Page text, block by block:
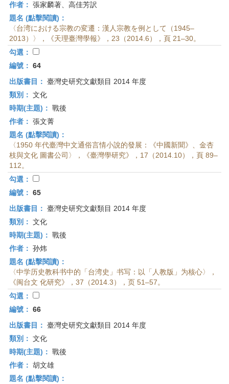
作者： 張家麟著、高佳芳訳
題名 (點擊閱讀)：
〈台湾における宗教の変遷：漢人宗教を例として（1945–
2013）〉，《天理臺灣學報》，23（2014.6），頁 21–30。
勾選：
編號： 64
出版書目： 臺灣史研究文獻類目 2014 年度
類別： 文化
時期(主題)： 戰後
作者： 張文菁
題名 (點擊閱讀)：
〈1950 年代臺灣中文通俗言情小說的發展：《中國新聞》、金杏
枝與文化 圖書公司〉，《臺灣學研究》，17（2014.10），頁 89–
112。
勾選：
編號： 65
出版書目： 臺灣史研究文獻類目 2014 年度
類別： 文化
時期(主題)： 戰後
作者： 孙炜
題名 (點擊閱讀)：
〈中学历史教科书中的「台湾史」书写：以「人教版」为核心〉，
《闽台文 化研究》，37（2014.3），页 51–57。
勾選：
編號： 66
出版書目： 臺灣史研究文獻類目 2014 年度
類別： 文化
時期(主題)： 戰後
作者： 胡文雄
題名 (點擊閱讀)：